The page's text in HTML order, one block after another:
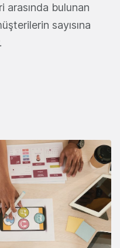
arasında bulunan
sayısına